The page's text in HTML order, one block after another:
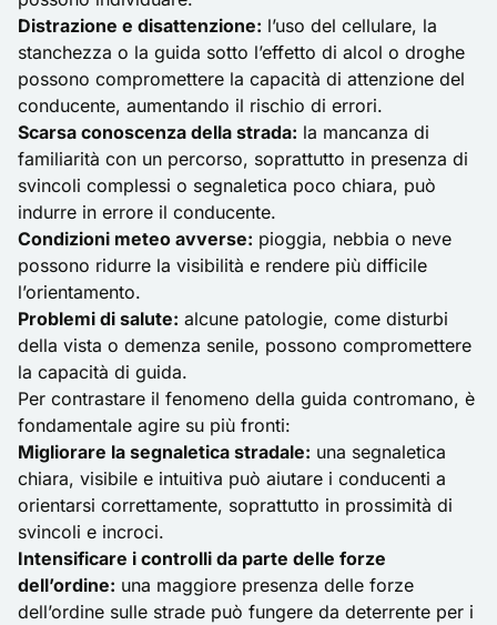
Distrazione e disattenzione: l’uso del cellulare, la
stanchezza o la guida sotto l’effetto di alcol o droghe
possono compromettere la capacità di attenzione del
conducente, aumentando il rischio di errori.
Scarsa conoscenza della strada: la mancanza di
familiarità con un percorso, soprattutto in presenza di
svincoli complessi o segnaletica poco chiara, può
indurre in errore il conducente.
Condizioni meteo avverse: pioggia, nebbia o neve
possono ridurre la visibilità e rendere più difficile
l’orientamento.
Problemi di salute: alcune patologie, come disturbi
della vista o demenza senile, possono compromettere
la capacità di guida.
Per contrastare il fenomeno della guida contromano, è
fondamentale agire su più fronti:
Migliorare la segnaletica stradale: una segnaletica
chiara, visibile e intuitiva può aiutare i conducenti a
orientarsi correttamente, soprattutto in prossimità di
svincoli e incroci.
Intensificare i controlli da parte delle forze
dell’ordine: una maggiore presenza delle forze
dell’ordine sulle strade può fungere da deterrente per i